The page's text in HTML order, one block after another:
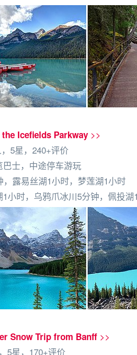
Icefields Parkway >>
5星，240+评价
士，中途停车游玩
，露易丝湖1小时，梦莲湖1小时
小时，乌鸦爪冰川5分钟，佩投湖
Snow Trip from Banff >>
5星，170+评价